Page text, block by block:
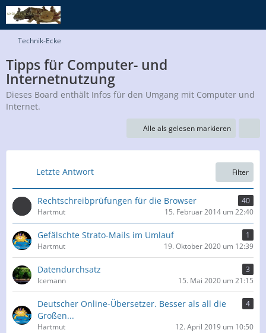
Technik-Ecke
Tipps für Computer- und
Internetnutzung
Dieses Board enthält Infos für den Umgang mit Computer und
Internet.
Alle als gelesen markieren
Letzte Antwort Filter
Rechtschreibprüfungen für die Browser
40
Hartmut
15. Februar 2014 um 22:40
Gefälschte Strato-Mails im Umlauf
1
Hartmut
19. Oktober 2020 um 12:39
Datendurchsatz
3
Icemann
15. Mai 2020 um 21:15
Deutscher Online-Übersetzer. Besser als all die
Großen...
4
Hartmut 12. April 2019 um 10:50